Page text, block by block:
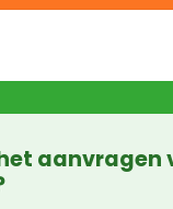
aanvragen